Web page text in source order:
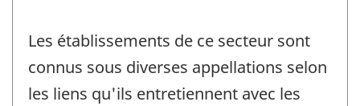
Les établissements de ce secteur sont
connus sous diverses appellations selon
les liens qu'ils entretiennent avec les